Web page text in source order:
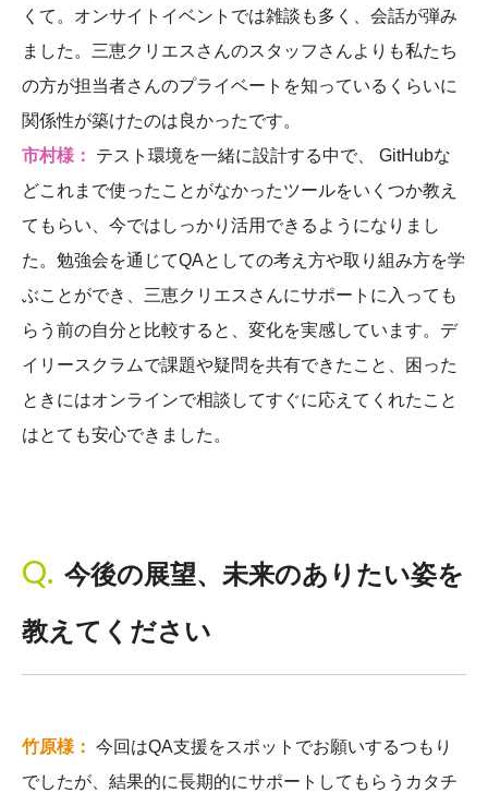
くて。オンサイトイベントでは雑談も多く、会話が弾み
ました。三恵クリエスさんのスタッフさんよりも私たち
の方が担当者さんのプライベートを知っているくらいに
関係性が築けたのは良かったです。
市村様：
テスト環境を一緒に設計する中で、 GitHubな
どこれまで使ったことがなかったツールをいくつか教え
てもらい、今ではしっかり活用できるようになりまし
た。勉強会を通じてQAとしての考え方や取り組み方を学
ぶことができ、三恵クリエスさんにサポートに入っても
らう前の自分と比較すると、変化を実感しています。デ
イリースクラムで課題や疑問を共有できたこと、困った
ときにはオンラインで相談してすぐに応えてくれたこと
はとても安心できました。
今後の展望、未来のありたい姿を
教えてください
竹原様： 今回はQA支援をスポットでお願いするつもり
でしたが、結果的に長期的にサポートしてもらうカタチ